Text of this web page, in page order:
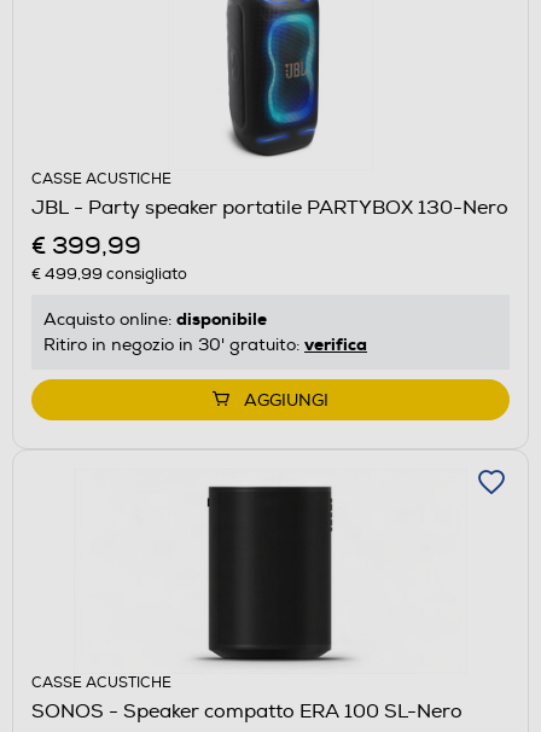
CASSE ACUSTICHE
JBL - Party speaker portatile PARTYBOX 130-Nero
€ 399,99
€ 499,99 consigliato
Acquisto online: disponibile
Ritiro in negozio in 30' gratuito: verifica
AGGIUNGI
CASSE ACUSTICHE
SONOS - Speaker compatto ERA 100 SL-Nero